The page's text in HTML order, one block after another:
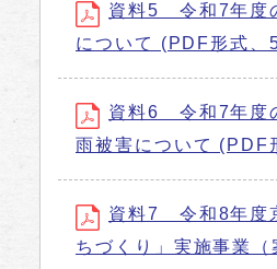
資料5 令和7年度
について (PDF形式
資料6 令和7年度
雨被害について
資料7 令和8年度
ちづくり」実施事業（